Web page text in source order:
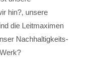
hin?, unsere
die Leitmaximen
Nachhaltigkeits-